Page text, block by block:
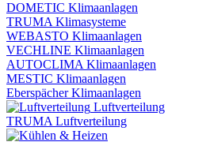
DOMETIC Klimaanlagen
TRUMA Klimasysteme
WEBASTO Klimaanlagen
VECHLINE Klimaanlagen
AUTOCLIMA Klimaanlagen
MESTIC Klimaanlagen
Eberspächer Klimaanlagen
Luftverteilung
TRUMA Luftverteilung